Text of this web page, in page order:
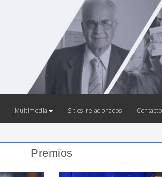
Multimedia Sitios relacionados Contacto
Premios